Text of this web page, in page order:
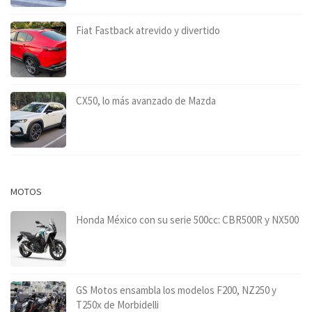
Fiat Fastback atrevido y divertido
CX50, lo más avanzado de Mazda
MOTOS
Honda México con su serie 500cc: CBR500R y NX500
GS Motos ensambla los modelos F200, NZ250 y
T250x de Morbidelli